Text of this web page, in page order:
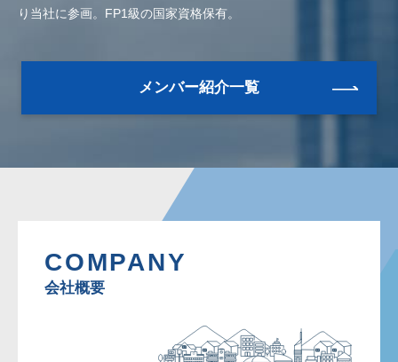
り当社に参画。FP1級の国家資格保有。
メンバー紹介一覧
COMPANY
会社概要